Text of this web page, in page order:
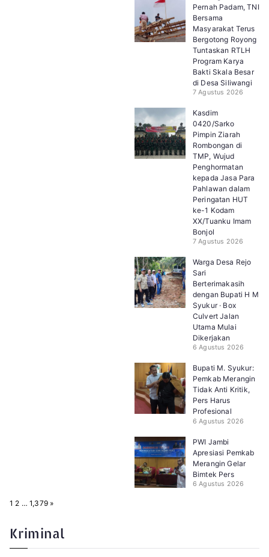
Pernah Padam, TNI
Bersama
Masyarakat Terus
Bergotong Royong
Tuntaskan RTLH
Program Karya
Bakti Skala Besar
di Desa Siliwangi
7 Agustus 2026
Kasdim
0420/Sarko
Pimpin Ziarah
Rombongan di
TMP, Wujud
Penghormatan
kepada Jasa Para
Pahlawan dalam
Peringatan HUT
ke-1 Kodam
XX/Tuanku Imam
Bonjol
7 Agustus 2026
Warga Desa Rejo
Sari
Berterimakasih
dengan Bupati H M
Syukur · Box
Culvert Jalan
Utama Mulai
Dikerjakan
6 Agustus 2026
Bupati M. Syukur:
Pemkab Merangin
Tidak Anti Kritik,
Pers Harus
Profesional
6 Agustus 2026
PWI Jambi
Apresiasi Pemkab
Merangin Gelar
Bimtek Pers
6 Agustus 2026
P
:
1 2 … 1,379 N
»
Kriminal